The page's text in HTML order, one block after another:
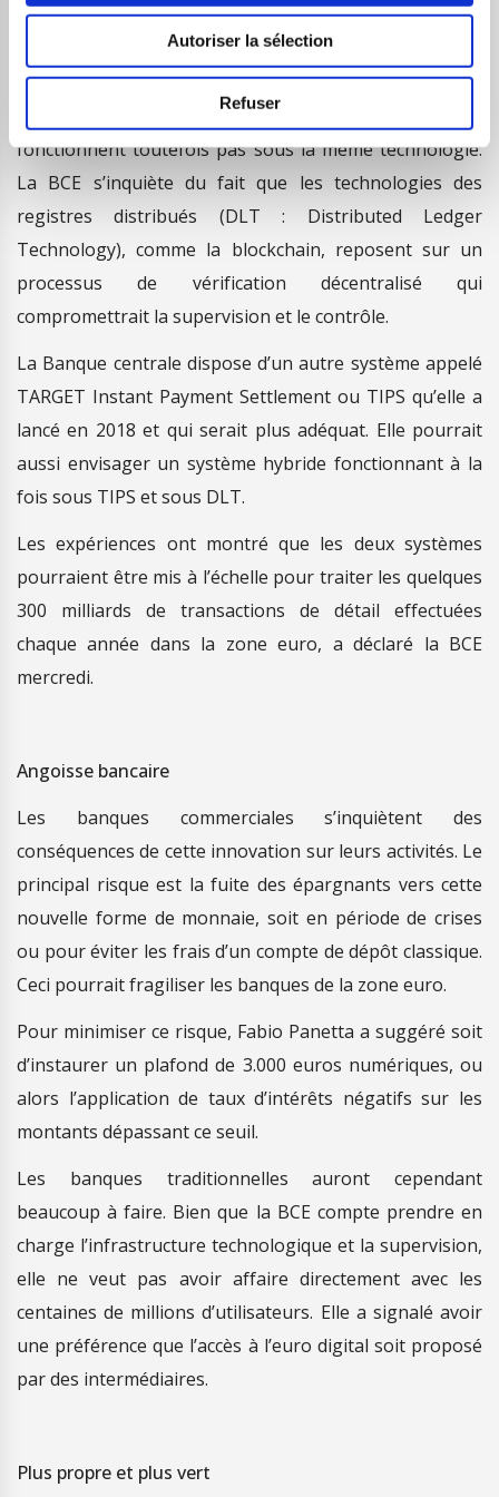
Autoriser la sélection
Refuser
Alternative blockchain
Les monnaies numériques des Banques centrales sont
inspirées par l’essor des cryptoactifs, elles ne
fonctionnent toutefois pas sous la même technologie.
La BCE s’inquiète du fait que les technologies des
registres distribués (DLT : Distributed Ledger
Technology), comme la blockchain, reposent sur un
processus de vérification décentralisé qui
compromettrait la supervision et le contrôle.
La Banque centrale dispose d’un autre système appelé
TARGET Instant Payment Settlement ou TIPS qu’elle a
lancé en 2018 et qui serait plus adéquat. Elle pourrait
aussi envisager un système hybride fonctionnant à la
fois sous TIPS et sous DLT.
Les expériences ont montré que les deux systèmes
pourraient être mis à l’échelle pour traiter les quelques
300 milliards de transactions de détail effectuées
chaque année dans la zone euro, a déclaré la BCE
mercredi.
Angoisse bancaire
Les banques commerciales s’inquiètent des
conséquences de cette innovation sur leurs activités. Le
principal risque est la fuite des épargnants vers cette
nouvelle forme de monnaie, soit en période de crises
ou pour éviter les frais d’un compte de dépôt classique.
Ceci pourrait fragiliser les banques de la zone euro.
Pour minimiser ce risque, Fabio Panetta a suggéré soit
d’instaurer un plafond de 3.000 euros numériques, ou
alors l’application de taux d’intérêts négatifs sur les
montants dépassant ce seuil.
Les banques traditionnelles auront cependant
beaucoup à faire. Bien que la BCE compte prendre en
charge l’infrastructure technologique et la supervision,
elle ne veut pas avoir affaire directement avec les
centaines de millions d’utilisateurs. Elle a signalé avoir
une préférence que l’accès à l’euro digital soit proposé
par des intermédiaires.
Plus propre et plus vert